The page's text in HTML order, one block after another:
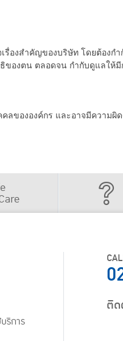
งสำคัญของบริษัท โดยต้องกำ
ของตน ตลอดจน กำกับดูแลให้
ขององค์กร และอาจมีความผิ
ริการ
ติ